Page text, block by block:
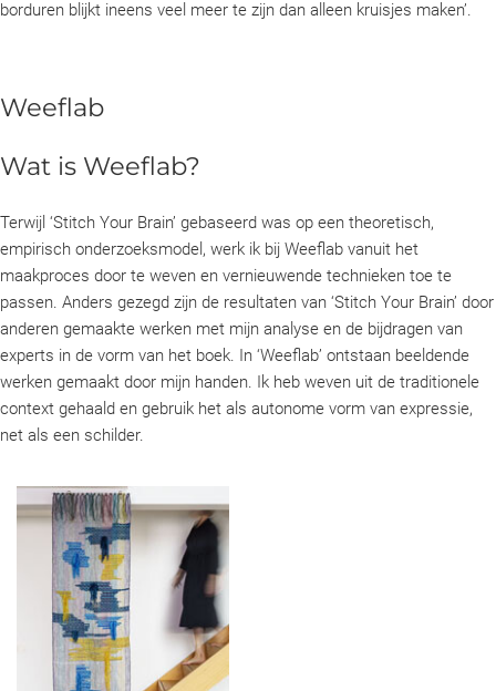
borduren blijkt ineens veel meer te zijn dan alleen kruisjes maken’.
Weeflab
Wat is Weeflab?
Terwijl ‘Stitch Your Brain’ gebaseerd was op een theoretisch,
empirisch onderzoeksmodel, werk ik bij Weeflab vanuit het
maakproces door te weven en vernieuwende technieken toe te
passen. Anders gezegd zijn de resultaten van ‘Stitch Your Brain’ door
anderen gemaakte werken met mijn analyse en de bijdragen van
experts in de vorm van het boek. In ‘Weeflab’ ontstaan beeldende
werken gemaakt door mijn handen. Ik heb weven uit de traditionele
context gehaald en gebruik het als autonome vorm van expressie,
net als een schilder.